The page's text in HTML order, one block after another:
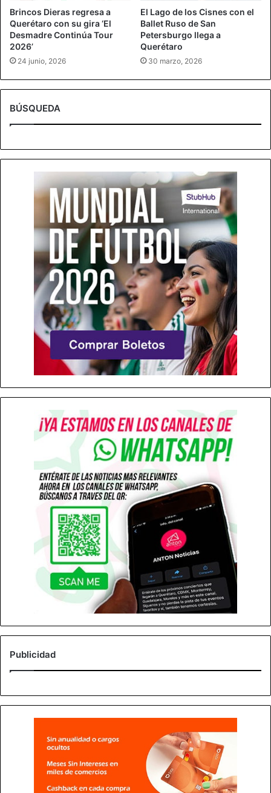
Brincos Dieras regresa a
Querétaro con su gira ‘El
Desmadre Continúa Tour
2026’
24 junio, 2026
El Lago de los Cisnes con el
Ballet Ruso de San
Petersburgo llega a
Querétaro
30 marzo, 2026
BÚSQUEDA
Publicidad